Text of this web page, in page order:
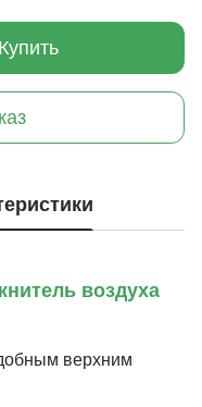
Купить
воздуха
верхним